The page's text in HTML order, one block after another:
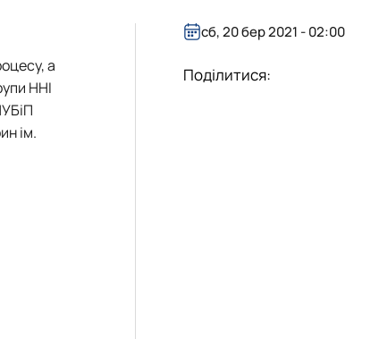
а
ННІ
ім.
сб, 20 бер 2021 - 02:00
Поділитися: